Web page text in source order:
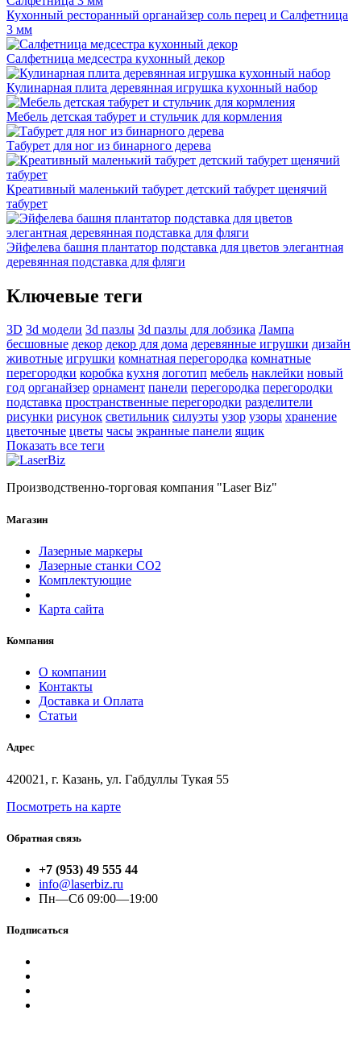
Кухонный ресторанный органайзер соль перец и Салфетница
3 мм
Салфетница медсестра кухонный декор
Кулинарная плита деревянная игрушка кухонный набор
Мебель детская табурет и стульчик для кормления
Табурет для ног из бинарного дерева
Креативный маленький табурет детский табурет щенячий
табурет
Эйфелева башня плантатор подставка для цветов элегантная
деревянная подставка для фляги
Ключевые теги
3D 3d модели 3d пазлы 3d пазлы для лобзика Лампа
бесшовные декор декор для дома деревянные игрушки дизайн
животные игрушки комнатная перегородка комнатные
перегородки коробка кухня логотип мебель наклейки новый
год органайзер орнамент панели перегородка перегородки
подставка пространственные перегородки разделители
рисунки рисунок светильник силуэты узор узоры хранение
цветочные цветы часы экранные панели ящик
Показать все теги
Производственно-торговая компания "Laser Biz"
Магазин
Лазерные маркеры
Лазерные станки СО2
Комплектующие
Карта сайта
Компания
О компании
Контакты
Доставка и Оплата
Статьи
Адрес
420021, г. Казань, ул. Габдуллы Тукая 55
Посмотреть на карте
Обратная связь
+7 (953) 49 555 44
info@laserbiz.ru
Пн—Сб 09:00—19:00
Подписаться